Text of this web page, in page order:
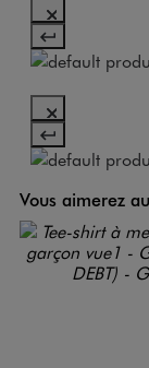
Vous aimerez